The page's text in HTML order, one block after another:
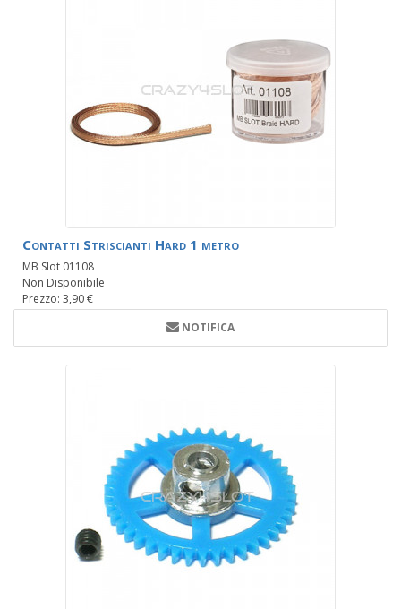
Contatti Striscianti Hard 1 metro
MB Slot 01108
Non Disponibile
Prezzo: 3,90 €
NOTIFICA